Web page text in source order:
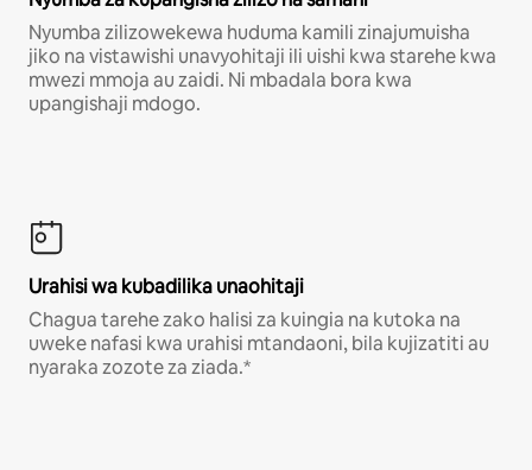
Nyumba zilizowekewa huduma kamili zinajumuisha
jiko na vistawishi unavyohitaji ili uishi kwa starehe kwa
mwezi mmoja au zaidi. Ni mbadala bora kwa
upangishaji mdogo.
Urahisi wa kubadilika unaohitaji
Chagua tarehe zako halisi za kuingia na kutoka na
uweke nafasi kwa urahisi mtandaoni, bila kujizatiti au
nyaraka zozote za ziada.*